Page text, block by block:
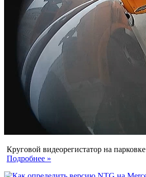
Круговой видеорегистатор на парковке
Подробнее »